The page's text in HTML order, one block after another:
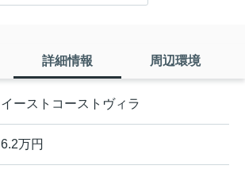
詳細情報 周辺環境
イーストコーストヴィラ
6.2万円